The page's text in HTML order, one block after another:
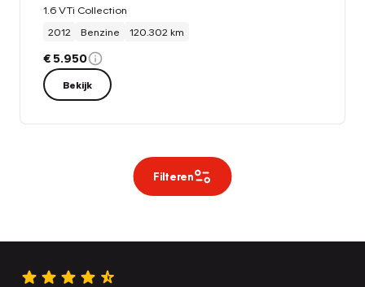
1.6 VTi Collection
2012
Benzine 120.302 km
€ 5.950
Bekijk
Filteren